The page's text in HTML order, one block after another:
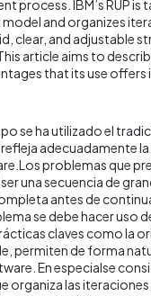
process. IBM’s RUP is
model and organizes
clear, and adjustable
article aims to
that its use
se ha utilizado el
adecuadamente
problemas que
una secuencia de
antes de
se debe hacer uso
claves como la
permiten de forma
En especialse
organiza las